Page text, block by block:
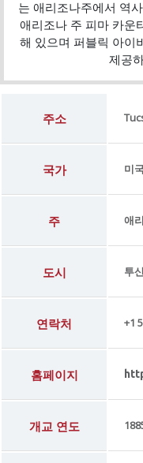
는 애리조나주에서 역
애리조나 주 피마 카운
해 있으며 퍼블릭 아이
제공
주소
국가 미
주 애
도시 투
연락처 +1
홈페이지
개교 연도